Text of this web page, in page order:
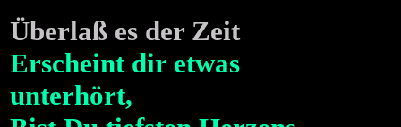
Überlaß es der Zeit
Erscheint dir etwas
unterhört,